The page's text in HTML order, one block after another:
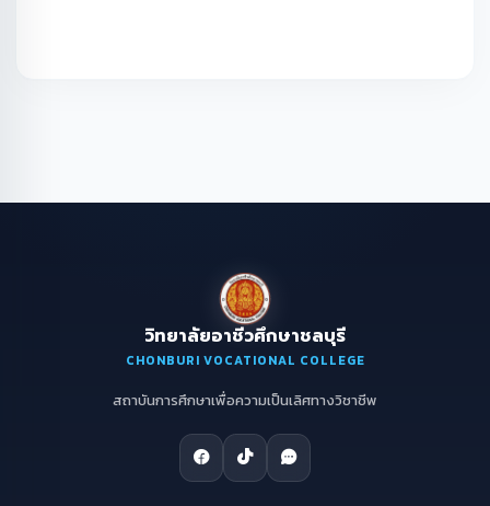
วิทยาลัยอาชีวศึกษาชลบุรี
CHONBURI VOCATIONAL COLLEGE
สถาบันการศึกษาเพื่อความเป็นเลิศทางวิชาชีพ